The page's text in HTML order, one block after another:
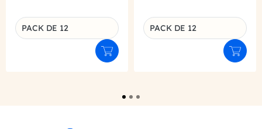
Déclinaison du produit
PACK DE 12
Ajouter au panier
Déclinaison du produit
PACK DE 12